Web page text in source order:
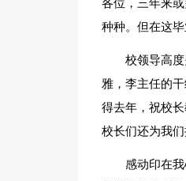
各位，三年来
种种。但在这
校领导高
雅，李主任的
得去年，祝校
校长们还为我
感动印在